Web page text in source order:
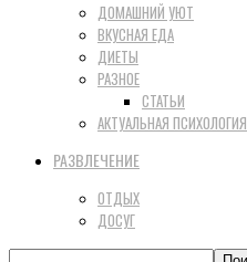
ДОМАШНИЙ УЮТ
ВКУСНАЯ ЕДА
ДИЕТЫ
РАЗНОЕ
СТАТЬИ
АКТУАЛЬНАЯ ПСИХОЛОГИЯ
РАЗВЛЕЧЕНИЕ
ОТДЫХ
ДОСУГ